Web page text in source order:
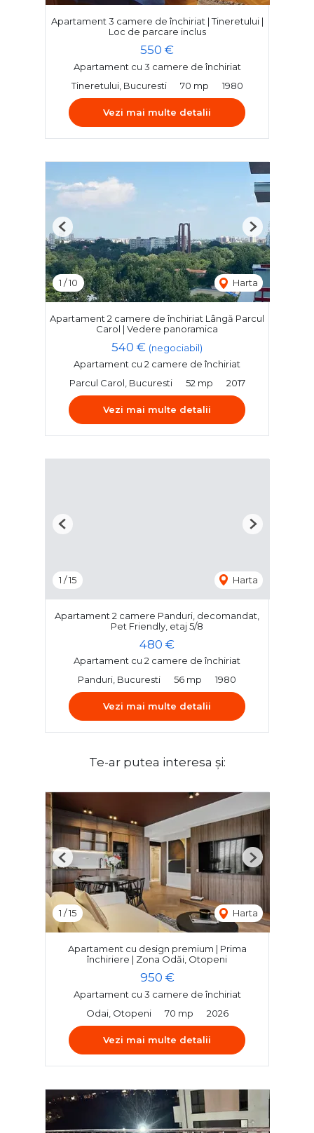
Apartament 3 camere de închiriat | Tineretului |
Loc de parcare inclus
550 €
Apartament cu 3 camere de închiriat
Tineretului, Bucuresti
70 mp 1980
Vezi mai multe detalii
1 /10 Harta
Previous Next
Apartament 2 camere de închiriat Lângă Parcul
Carol | Vedere panoramica
540 € (negociabil)
Apartament cu 2 camere de închiriat
Parcul Carol, Bucuresti
52 mp 2017
Vezi mai multe detalii
1 /15 Harta
Previous Next
Apartament 2 camere Panduri, decomandat,
Pet Friendly, etaj 5/8
480 €
Apartament cu 2 camere de închiriat
Panduri, Bucuresti
56 mp 1980
Vezi mai multe detalii
Te-ar putea interesa și:
1 /15 Harta
Previous Next
Apartament cu design premium | Prima
închiriere | Zona Odăi, Otopeni
950 €
Apartament cu 3 camere de închiriat
Odai, Otopeni
70 mp 2026
Vezi mai multe detalii